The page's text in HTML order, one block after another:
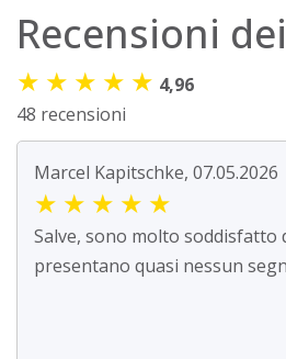
Recensioni
★ ★ ★ ★ ★ 4,96
48 recensioni
Marcel Kapitschke, 07.05.2026
★ ★ ★ ★ ★
Salve, sono molto soddisfatto
presentano quasi nessun